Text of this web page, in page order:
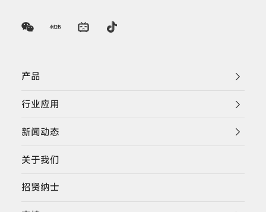
产品
行业应用
新闻动态
关于我们
招贤纳士